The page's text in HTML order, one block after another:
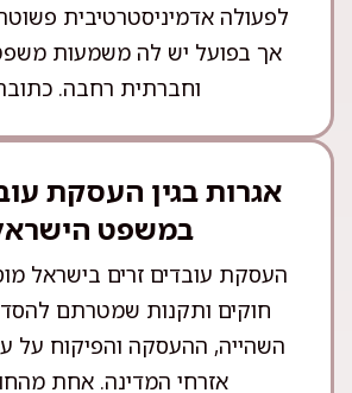
לפעולה אדמיניסטרטיבית
אך בפועל יש לה משמעות
וחברתית רחבה.
אגרות בגין העסקת
במשפט
העסקת עובדים זרים בישראל
חוקים ותקנות שמטרתם
השהייה, ההעסקה והפיקוח על
אזרחי המדינה. אחת